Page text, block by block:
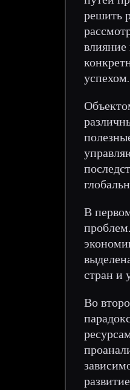
решить
влияние
успехом.
В
стран и
Во